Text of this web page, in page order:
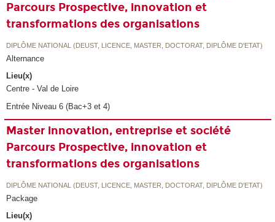
Parcours Prospective, innovation et
transformations des organisations
DIPLÔME NATIONAL (DEUST, LICENCE, MASTER, DOCTORAT, DIPLÔME D'ETAT)
Alternance
Lieu(x)
Centre - Val de Loire
Entrée Niveau 6 (Bac+3 et 4)
Master innovation, entreprise et société
Parcours Prospective, innovation et
transformations des organisations
DIPLÔME NATIONAL (DEUST, LICENCE, MASTER, DOCTORAT, DIPLÔME D'ETAT)
Package
Lieu(x)